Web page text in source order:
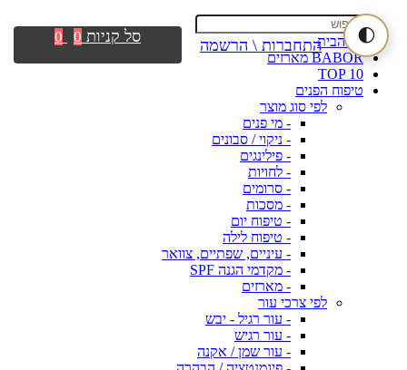
🌓דף הבית
BABOR מארזים
TOP 10
טיפוח הפנים
לפי סוג מוצר
- מי פנים
- ניקוי / סבונים
- פילינגים
- לחויות
- סרומים
- מסכות
- טיפוח יום
- טיפוח לילה
- עיניים, שפתיים, צוואר
- מקדמי הגנה SPF
- מארזים
לפי צרכי עור
- עור רגיל - יבש
- עור רגיש
- עור שמן / אקנה
התחברות \ הרשמה סל קניות 0
0